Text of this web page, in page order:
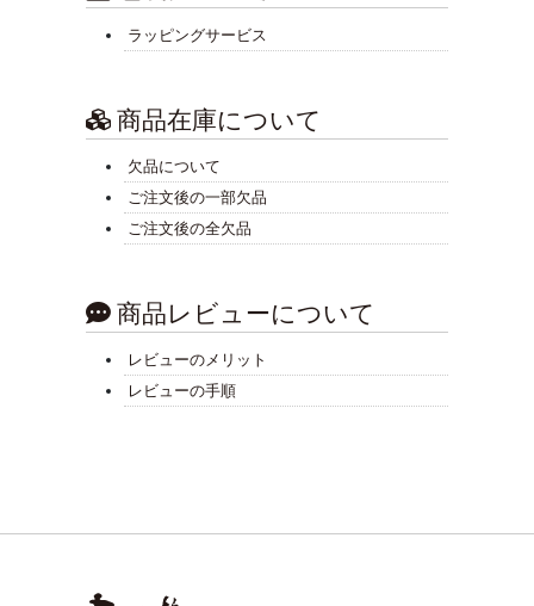
ラッピングサービス
商品在庫について
欠品について
ご注文後の一部欠品
ご注文後の全欠品
商品レビューについて
レビューのメリット
レビューの手順